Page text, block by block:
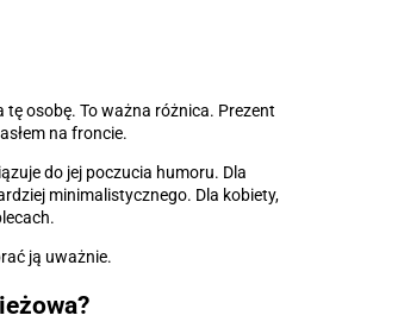
tę osobę. To ważna różnica. Prezent
na froncie.
do jej poczucia humoru. Dla
minimalistycznego. Dla kobiety,
ją uważnie.